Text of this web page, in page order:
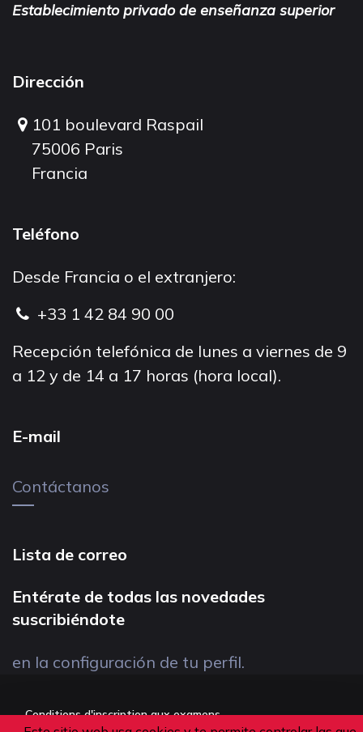
Establecimiento privado de enseñanza superior
Dirección
101 boulevard Raspail
75006 Paris
Francia
Teléfono
Desde Francia o el extranjero:
+33 1 42 84 90 00
Recepción telefónica de lunes a viernes de 9
a 12 y de 14 a 17 horas (hora local).
E-mail
Contáctanos
Lista de correo
Entérate de todas las novedades
suscribiéndote
en la configuración de tu perfil.
Conditions d'inscription aux examens